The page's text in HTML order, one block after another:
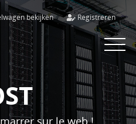
bekijken Registreren
sur le web !